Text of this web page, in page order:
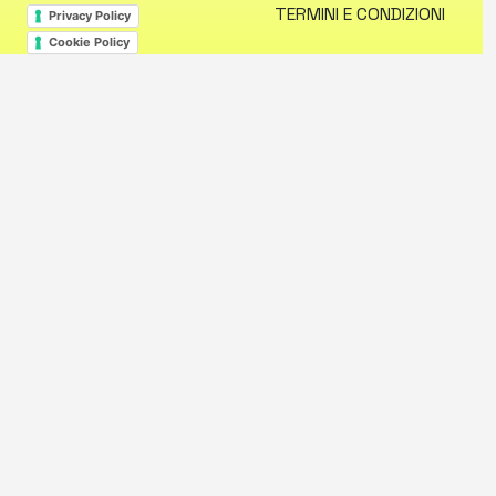
Privacy Policy
Cookie Policy
TERMINI E CONDIZIONI